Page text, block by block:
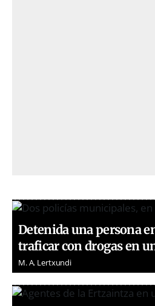
Detenida una persona
traficar con drogas en
M. A. Lertxundi